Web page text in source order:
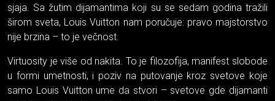
sjaja. Sa žutim dijamantima koji su se sedam godina tražili
širom sveta, Louis Vuitton nam poručuje: pravo majstorstvo
nije brzina – to je večnost.
Virtuosity je više od nakita. To je filozofija, manifest slobode
u formi umetnosti, i poziv na putovanje kroz svetove koje
samo Louis Vuitton ume da stvori – svetove gde dijamanti